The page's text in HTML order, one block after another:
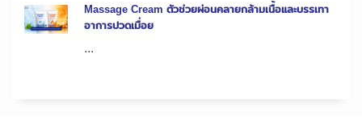
Massage Cream ตัวช่วยผ่อนคลายกล้ามเนื้อและบรรเทา
อาการปวดเมื่อย
...